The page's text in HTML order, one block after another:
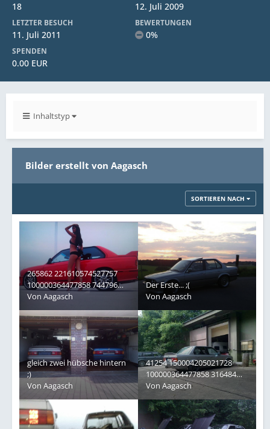
18 12. Juli 2009
LETZTER BESUCH
11. Juli 2011
BEWERTUNGEN
0%
SPENDEN
0.00 EUR
Inhaltstyp
Bilder erstellt von Aagasch
SORTIEREN NACH
265862 221610574527757
100000364477858 744796
6839815 o
Von Aagasch
Der Erste... ;(
Von Aagasch
gleich zwei hübsche hintern
;)
Von Aagasch
41254 150004205021728
100000364477858 316484
3725365 n
Von Aagasch